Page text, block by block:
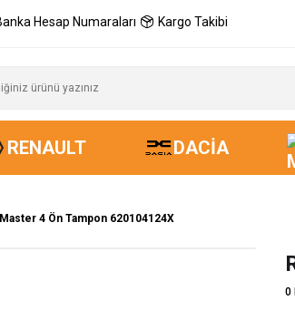
Hesap Numaraları Kargo Takibi
RENAULT DACIA
4 Ön Tampon 620104124X
0